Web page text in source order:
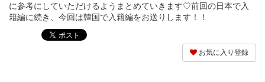
に参考にしていただけるようまとめていきます♡前回の日本で入
籍編に続き、今回は韓国で入籍編をお送りします！！
お気に入り登録